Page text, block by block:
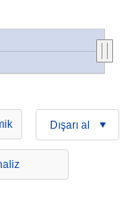
Dışarı al